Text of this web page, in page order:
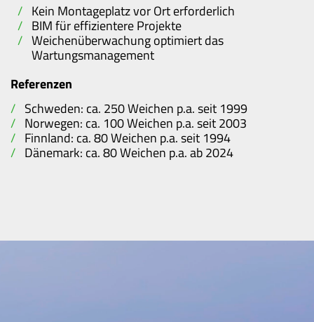
Kein Montageplatz vor Ort erforderlich
BIM für effizientere Projekte
Weichenüberwachung optimiert das
Wartungsmanagement
Referenzen
Schweden: ca. 250 Weichen p.a. seit 1999
Norwegen: ca. 100 Weichen p.a. seit 2003
Finnland: ca. 80 Weichen p.a. seit 1994
Dänemark: ca. 80 Weichen p.a. ab 2024